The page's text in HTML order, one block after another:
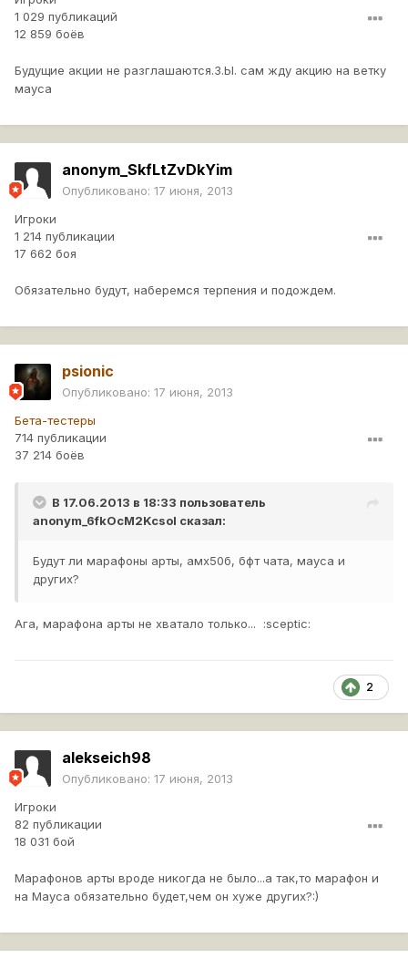
1 029 публикаций
12 859 боёв
Будущие акции не разглашаются.З.Ы. сам жду акцию на ветку
мауса
anonym_SkfLtZvDkYim
Опубликовано: 17 июня, 2013
Игроки
1 214 публикации
17 662 боя
Обязательно будут, наберемся терпения и подождем.
psionic
Опубликовано: 17 июня, 2013
Бета-тестеры
714 публикации
37 214 боёв
В 17.06.2013 в 18:33 пользователь
anonym_6fkOcM2KcsoI сказал:
Будут ли марафоны арты, амх50б, бфт чата, мауса и
других?
Ага, марафона арты не хватало только... :sceptic:
2
alekseich98
Опубликовано: 17 июня, 2013
Игроки
82 публикации
18 031 бой
Марафонов арты вроде никогда не было...а так,то марафон и
на Мауса обязательно будет,чем он хуже других?:)